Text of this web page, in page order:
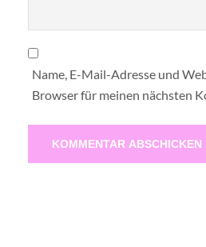
Name, E-Mail-Adresse und
Browser für meinen nächsten